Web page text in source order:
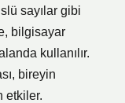
sayılar gibi
bilgisayar
kullanılır.
bireyin
etkiler.